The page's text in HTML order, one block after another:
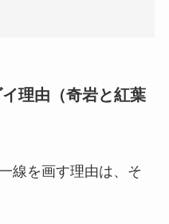
理由（奇岩と紅葉
線を画す理由は、そ